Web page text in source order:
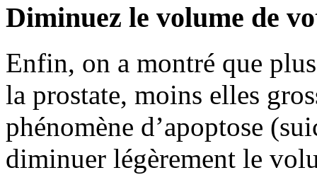
Diminuez le volume de
Enfin, on a montré que
la prostate, moins elles
phénomène d’apoptose
diminuer légèrement le